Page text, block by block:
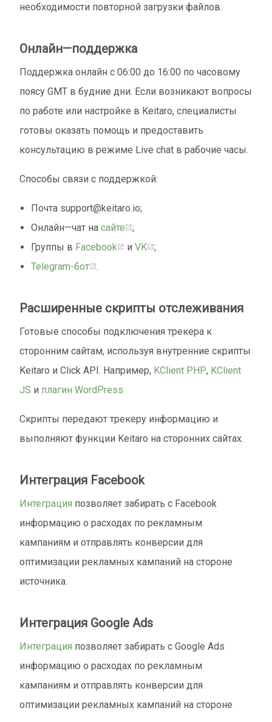
необходимости повторной загрузки файлов.
Онлайн—поддержка
Поддержка онлайн с 06:00 до 16:00 по часовому
поясу GMT в будние дни. Если возникают вопросы
по работе или настройке в Keitaro, специалисты
готовы оказать помощь и предоставить
консультацию в режиме Live chat в рабочие часы.
Способы связи с поддержкой:
Почта support@keitaro.io;
Онлайн—чат насайте
;
Группы в Facebook иVK
;
Telegram-бот
.
Расширенные скрипты отслеживания
Готовые способы подключения трекера к
сторонним сайтам, используя внутренние скрипты
Keitaro и Click API. Например, KClient PHP, KClient
JS и плагин WordPress
Скрипты передают трекеру информацию и
выполняют функции Keitaro на сторонних сайтах.
Интеграция Facebook
Интеграция позволяет забирать с Facebook
информацию о расходах по рекламным
кампаниям и отправлять конверсии для
оптимизации рекламных кампаний на стороне
источника.
Интеграция Google Ads
Интеграция позволяет забирать с Google Ads
информацию о расходах по рекламным
кампаниям и отправлять конверсии для
оптимизации рекламных кампаний на стороне